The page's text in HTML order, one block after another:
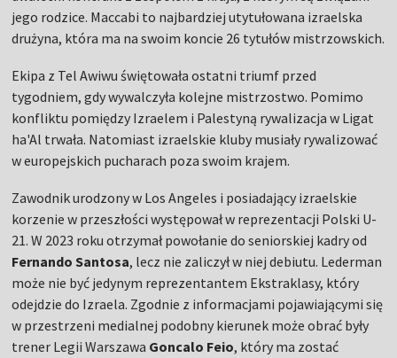
jego rodzice. Maccabi to najbardziej utytułowana izraelska
drużyna, która ma na swoim koncie 26 tytułów mistrzowskich.
Ekipa z Tel Awiwu świętowała ostatni triumf przed
tygodniem, gdy wywalczyła kolejne mistrzostwo. Pomimo
konfliktu pomiędzy Izraelem i Palestyną rywalizacja w Ligat
ha'Al trwała. Natomiast izraelskie kluby musiały rywalizować
w europejskich pucharach poza swoim krajem.
Zawodnik urodzony w Los Angeles i posiadający izraelskie
korzenie w przeszłości występował w reprezentacji Polski U-
21. W 2023 roku otrzymał powołanie do seniorskiej kadry od
Fernando Santosa, lecz nie zaliczył w niej debiutu. Lederman
może nie być jedynym reprezentantem Ekstraklasy, który
odejdzie do Izraela. Zgodnie z informacjami pojawiającymi się
w przestrzeni medialnej podobny kierunek może obrać były
trener Legii Warszawa Goncalo Feio, który ma zostać